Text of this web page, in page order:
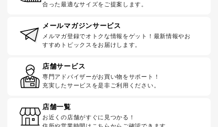
合った最適なサイズをご提案します。
メールマガジンサービス
メルマガ登録でオトクな情報をゲット！最新情報やお
すすめトピックスをお届けします。
店舗サービス
専門アドバイザーがお買い物をサポート！
充実したサービスを是非ご利用ください。
店舗一覧
お近くの店舗がすぐに見つかる！